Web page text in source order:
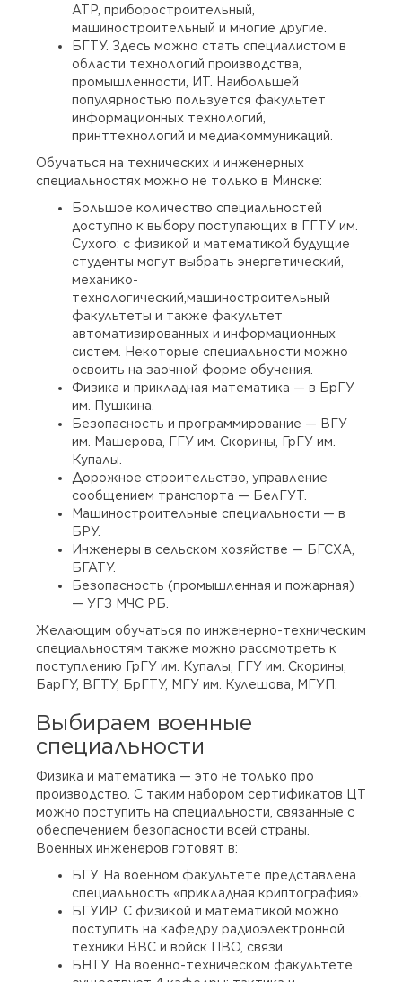
АТР, приборостроительный,
машиностроительный и многие другие.
БГТУ. Здесь можно стать специалистом в
области технологий производства,
промышленности, ИТ. Наибольшей
популярностью пользуется факультет
информационных технологий,
принттехнологий и медиакоммуникаций.
Обучаться на технических и инженерных
специальностях можно не только в Минске:
Большое количество специальностей
доступно к выбору поступающих в ГГТУ им.
Сухого: с физикой и математикой будущие
студенты могут выбрать энергетический,
механико-
технологический,машиностроительный
факультеты и также факультет
автоматизированных и информационных
систем. Некоторые специальности можно
освоить на заочной форме обучения.
Физика и прикладная математика — в БрГУ
им. Пушкина.
Безопасность и программирование — ВГУ
им. Машерова, ГГУ им. Скорины, ГрГУ им.
Купалы.
Дорожное строительство, управление
сообщением транспорта — БелГУТ.
Машиностроительные специальности — в
БРУ.
Инженеры в сельском хозяйстве — БГСХА,
БГАТУ.
Безопасность (промышленная и пожарная)
— УГЗ МЧС РБ.
Желающим обучаться по инженерно-техническим
специальностям также можно рассмотреть к
поступлению ГрГУ им. Купалы, ГГУ им. Скорины,
БарГУ, ВГТУ, БрГТУ, МГУ им. Кулешова, МГУП.
Выбираем военные
специальности
Физика и математика — это не только про
производство. С таким набором сертификатов ЦТ
можно поступить на специальности, связанные с
обеспечением безопасности всей страны.
Военных инженеров готовят в:
БГУ. На военном факультете представлена
специальность «прикладная криптография».
БГУИР. С физикой и математикой можно
поступить на кафедру радиоэлектронной
техники ВВС и войск ПВО, связи.
БНТУ. На военно-техническом факультете